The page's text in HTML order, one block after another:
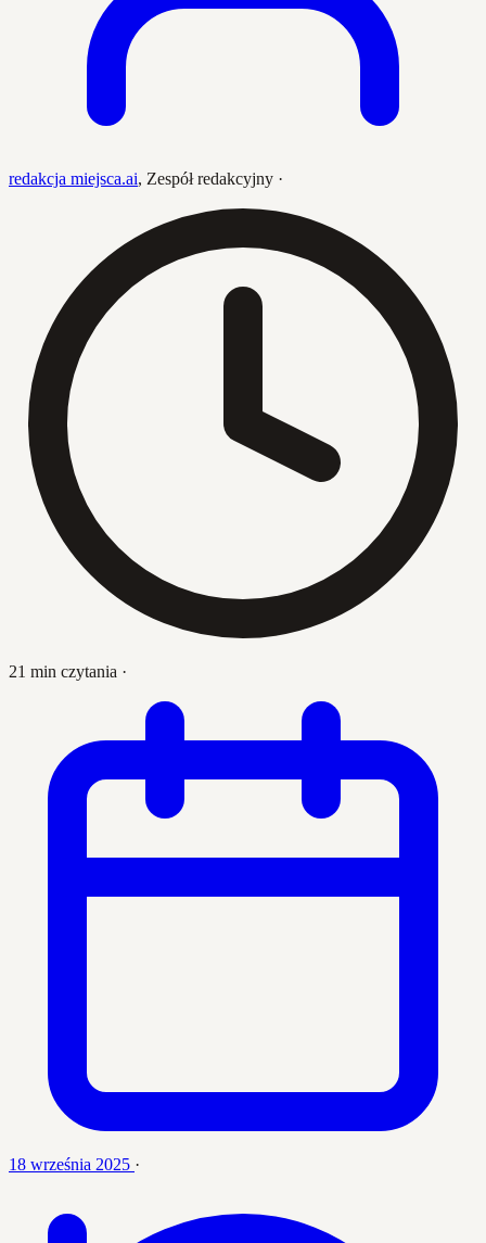
redakcja miejsca.ai, Zespół redakcyjny ·
21 min czytania ·
18 września 2025 ·